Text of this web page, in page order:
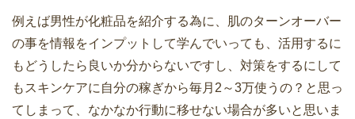
例えば男性が化粧品を紹介する為に、肌のターンオーバー
の事を情報をインプットして学んでいっても、活用するに
もどうしたら良いか分からないですし、対策をするにして
もスキンケアに自分の稼ぎから毎月2～3万使うの？と思っ
てしまって、なかなか行動に移せない場合が多いと思いま